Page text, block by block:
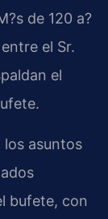
de 120 a?
el Sr.
el
los asuntos
bufete, con